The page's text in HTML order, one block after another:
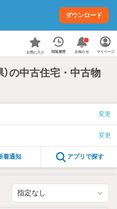
ダウンロード
お気に入り 閲覧履歴 お知らせ マイページ
の中古住宅・中古物
変更
変更
着通知 アプリで探す